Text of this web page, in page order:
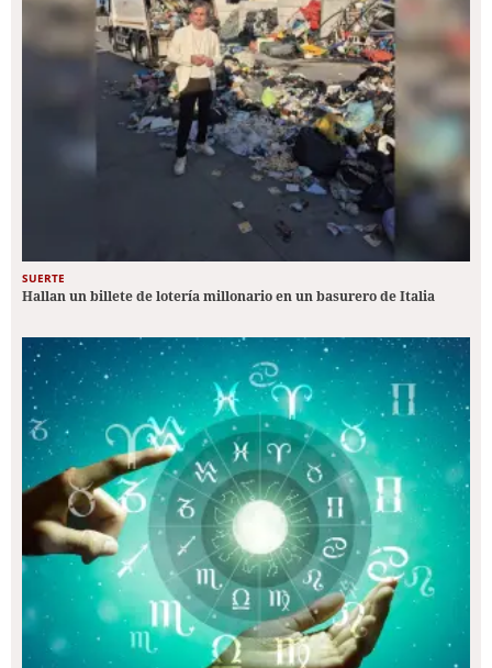
SUERTE
Hallan un billete de lotería millonario en un basurero de Italia